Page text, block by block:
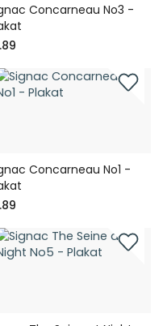
Concarneau No3 -
Concarneau No1 -